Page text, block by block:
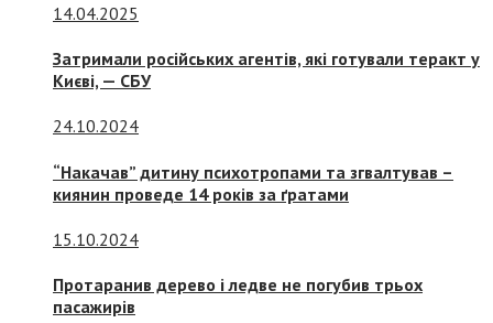
14.04.2025
Затримали російських агентів, які готували теракт у
Києві, — СБУ
24.10.2024
“Накачав” дитину психотропами та згвалтував –
киянин проведе 14 років за ґратами
15.10.2024
Протаранив дерево і ледве не погубив трьох
пасажирів